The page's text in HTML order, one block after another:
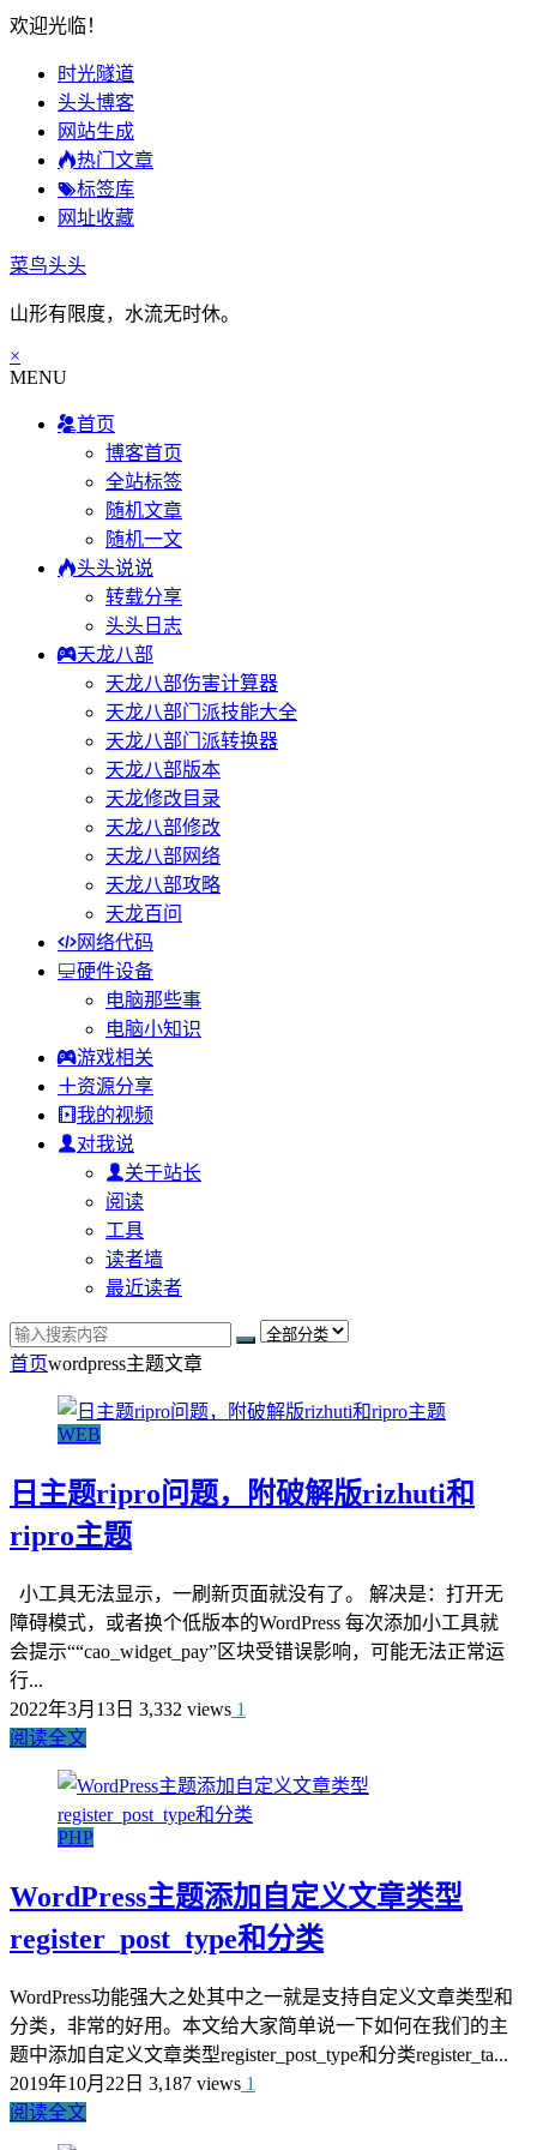
欢迎光临！
时光隧道
头头博客
网站生成
热门文章
标签库
网址收藏
菜鸟头头
山形有限度，水流无时休。
×
MENU
首页
博客首页
全站标签
随机文章
随机一文
头头说说
转载分享
头头日志
天龙八部
天龙八部伤害计算器
天龙八部门派技能大全
天龙八部门派转换器
天龙八部版本
天龙修改目录
天龙八部修改
天龙八部网络
天龙八部攻略
天龙百问
网络代码
硬件设备
电脑那些事
电脑小知识
游戏相关
资源分享
我的视频
对我说
关于站长
阅读
工具
读者墙
最近读者
首页wordpress主题文章
WEB
日主题ripro问题，附破解版rizhuti和
ripro主题
小工具无法显示，一刷新页面就没有了。 解决是：打开无
障碍模式，或者换个低版本的WordPress 每次添加小工具就
会提示““cao_widget_pay”区块受错误影响，可能无法正常运
行...
2022年3月13日 3,332 views 1
阅读全文
PHP
WordPress主题添加自定义文章类型
register_post_type和分类
WordPress功能强大之处其中之一就是支持自定义文章类型和
分类，非常的好用。本文给大家简单说一下如何在我们的主
题中添加自定义文章类型register_post_type和分类register_ta...
2019年10月22日 3,187 views 1
阅读全文